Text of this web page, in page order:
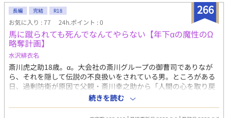
紙画(冥王)はあく*さんに描いていただきました！ おもな登場人物
ナシェル……冥界の王子。黒髪蒼眼の超絶美人。素行不良で高飛
車。冥王とは父子だが(めちゃくちゃ深～い確執の末に)今は伴侶
でもある。なぜ、深い確執の上に父子で伴侶となったのかは本編
で。 ヴァニオン…ナシェルの乳兄弟で親友。魔族(冥界貴族)。主
従というよりは、とてもフラットな仲。ボケもツッコミもシリア
スも護衛もこなす万能な友人。 セダル……冥王。黄泉の国(あの
世・冥界)を治める闇の神。黒神赤眼。ナシェルを盲目的に愛する
親バカな父上。
266
長編 完結 R18
お気に入り : 77 24h.ポイント : 0
馬に蹴られても死んでなんてやらない【年下αの魔性のΩ
略奪計画】
水沢緋衣名
斎川虎之助18歳。α。大会社の斎川グループの御曹司でありなが
ら、それを隠して伝説の不良扱いをされている男。ところがある
日、過剰防衛が原因で父親・斎川幸之助から「人間の心を取り戻
す迄は一人で生きていけ」と勘当を言い渡される。 けれど虎之助
の素行の悪さは有名で、都内では仕事が一切見付かれない状態で
あった。 血眼になって仕事を探していた虎之助は『嘉生館』とい
続きを読む